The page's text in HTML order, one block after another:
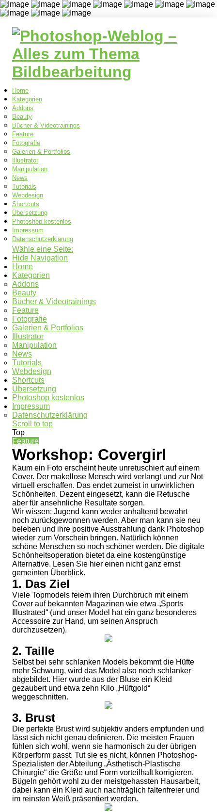
Home
Kategorien
Addons
Beauty
Bücher & Videotrainings
Feature
Fotografie
Galerien & Portfolios
Illustrator
Manipulation
News
Tutorials
Webdesign
Shortcuts
Übersetzung
Photoshop kostenlos
Impressum
Datenschutzerklärung
Wähle eine Seite:
Hide Navigation
Home
Kategorien
Addons
Beauty
Bücher & Videotrainings
Feature
Fotografie
Galerien & Portfolios
Illustrator
Manipulation
News
Tutorials
Webdesign
Shortcuts
Übersetzung
Photoshop kostenlos
Impressum
Datenschutzerklärung
Scroll to top
Top
Feature
Workshop: Covergirl
Kaum ein Foto erscheint heute unretuschiert auf einem
Cover. Der makellose Mensch wird verlangt und zur Not
virtuell erschaffen. Das endet zumeist in unwirklichen
Schönheiten. Dezent eingesetzt, kann die Retusche
aber für ansehnliche Resultate sorgen.
Wir wissen: Jugend kann weder anhaltend bewahrt
noch zurückgewonnen werden. Aber man kann sie neu
beleben und ihre positive Ausstrahlung dank Photoshop
wieder zum Vorschein bringen. Natürlich können
schöne Menschen so noch schöner werden. Die digitale
Schönheitsoperation bietet da eine kostengünstige
Alternative. Lesen Sie hier einen nicht ganz ernst
gemeinten Überblick.
1. Das Ziel
Viele Topmodels feiern ihren Durchbruch mit einem
Cover auf bekannten Magazinen wie etwa „Sports
Illustrated“ (und unser Model hat ein ganz besonderes
Accessoire zur Hand, um seinen Anspruch
durchzusetzen).
2. Taille
Selbst bei sehr schlanken Models bekommt die Hüfte
mehr Schwung, wird das Model also noch schlanker
abgebildet. Hier wurde aus der Bluse ein Kleid
gezaubert und etwa zehn Kilo „Hüftgold“
weggeschnitten.
3. Brust
Die perfekte Brust wird subjektiv anders empfunden und
lässt sich nicht genau definieren. Die meisten Frauen
fühlen sich wohl, wenn sie harmonisch zu der übrigen
Körperform passt. Tut sie es nicht, können Photoshop-
Spezialisten der Abteilung „Ästhetisch-Plastische
Chirurgie“ die Größe und Form vorteilhaft korrigieren.
Bügeln gehört wohl zu der meistgehassten Hausarbeit,
dabei kann ein Kleid auch nachträglich faltenfreier und
im reinsten Weiß präsentiert werden.